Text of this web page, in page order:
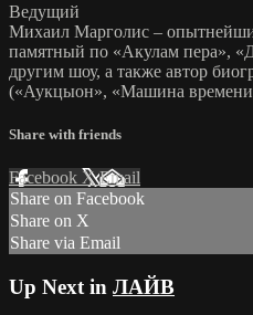
Ведущий
Михаил Марголис –
памятный по «Акулам пера»,
другим шоу, а также автор
(«Аукцыон», «Машина
Share with friends
Facebook XEmail
Share on Facebook
Share on X
Share via Email
Up Next in ЛАЙВ